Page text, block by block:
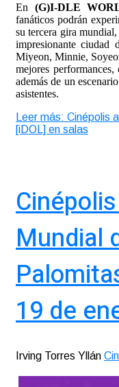
En (G)I-DLE
fanáticos podrán
su tercera gira
impresionante ciudad
Miyeon, Minnie,
mejores
además de un
asistentes.
Leer más: Cinépolis
[iDOL] en salas
Mundial
19 de
Irving Torres Yllán